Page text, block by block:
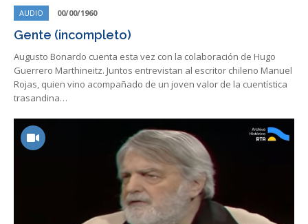
AUDIO 00/00/1960
Gente (incompleto)
Augusto Bonardo cuenta esta vez con la colaboración de Hugo
Guerrero Marthineitz. Juntos entrevistan al escritor chileno Manuel
Rojas, quien vino acompañado de un joven valor de la cuentística
trasandina…